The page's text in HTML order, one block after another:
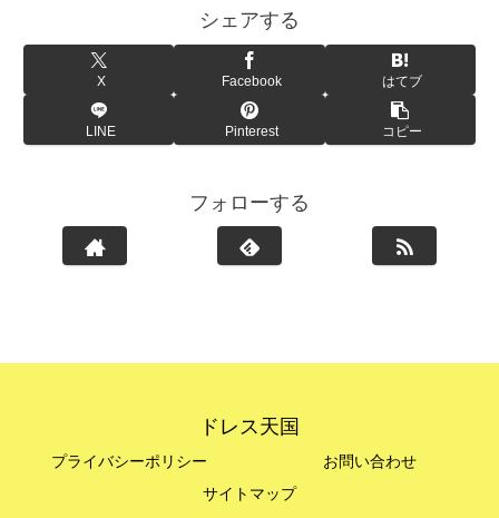
シェアする
X Facebook はてブ
LINE Pinterest コピー
フォローする
ドレス天国
プライバシーポリシー
お問い合わせ
サイトマップ